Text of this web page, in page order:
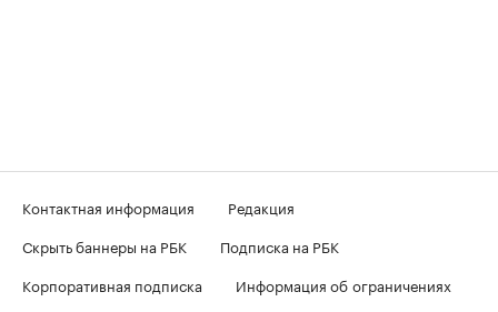
Контактная информация
Редакция
Скрыть баннеры на РБК
Подписка на РБК
Корпоративная подписка
Информация об ограничениях